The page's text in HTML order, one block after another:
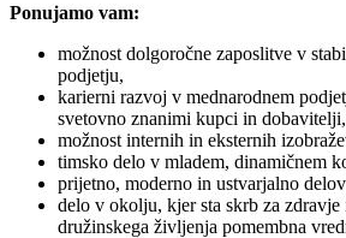
Ponujamo vam:
možnost dolgoročne zaposlitve v
podjetju,
karierni razvoj v mednarodnem
svetovno znanimi kupci in dobavitelji,
možnost internih in eksternih
timsko delo v mladem, dinamičnem
prijetno, moderno in ustvarjalno
delo v okolju, kjer sta skrb za zdravje
družinskega življenja pomembna